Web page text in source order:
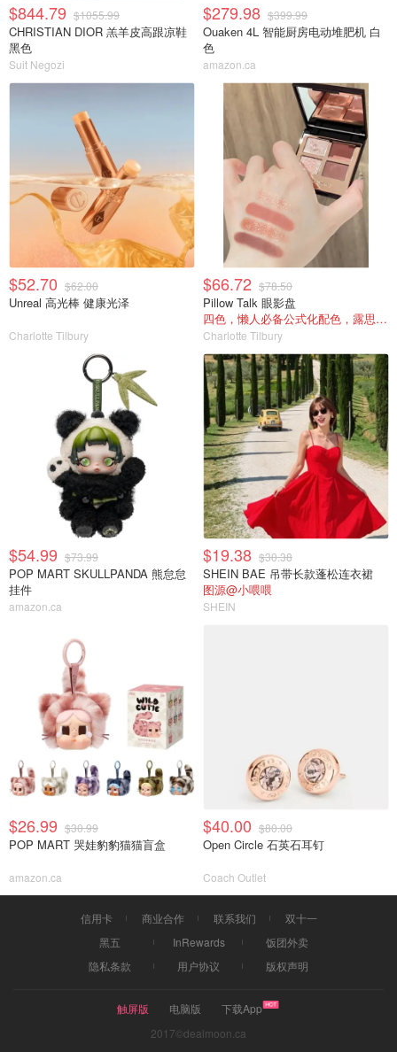
$844.79 $1055.99
CHRISTIAN DIOR 羔羊皮高跟凉鞋
黑色
Suit Negozi
$279.98 $399.99
Ouaken 4L 智能厨房电动堆肥机 白
色
amazon.ca
$52.70 $62.00
Unreal 高光棒 健康光泽
Charlotte Tilbury
$66.72 $78.50
Pillow Talk 眼影盘
四色，懒人必备公式化配色，露思超爱！
Charlotte Tilbury
$54.99 $73.99
POP MART SKULLPANDA 熊怠怠
挂件
amazon.ca
$19.38 $30.38
SHEIN BAE 吊带长款蓬松连衣裙
图源@小喂喂
SHEIN
$26.99 $30.99
POP MART 哭娃豹豹猫猫盲盒
amazon.ca
$40.00 $80.00
Open Circle 石英石耳钉
Coach Outlet
信用卡 商业合作 联系我们
双十一
黑五
InRewards
饭团外卖
隐私条款
用户协议 版权声明
触屏版 电脑版
下载App
2017©dealmoon.ca